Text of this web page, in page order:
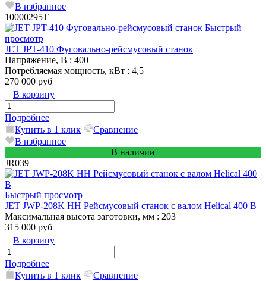
В избранное
10000295T
Быстрый
просмотр
JET JPT-410 Фуговально-рейсмусовый станок
Напряжение, В : 400
Потребляемая мощность, кВт : 4,5
270 000 руб
В корзину
Подробнее
Купить в 1 клик
Сравнение
В избранное
В наличии
JR039
Быстрый просмотр
JET JWP-208K HH Рейсмусовый станок с валом Helical 400 В
Максимальная высота заготовки, мм : 203
315 000 руб
В корзину
Подробнее
Купить в 1 клик
Сравнение